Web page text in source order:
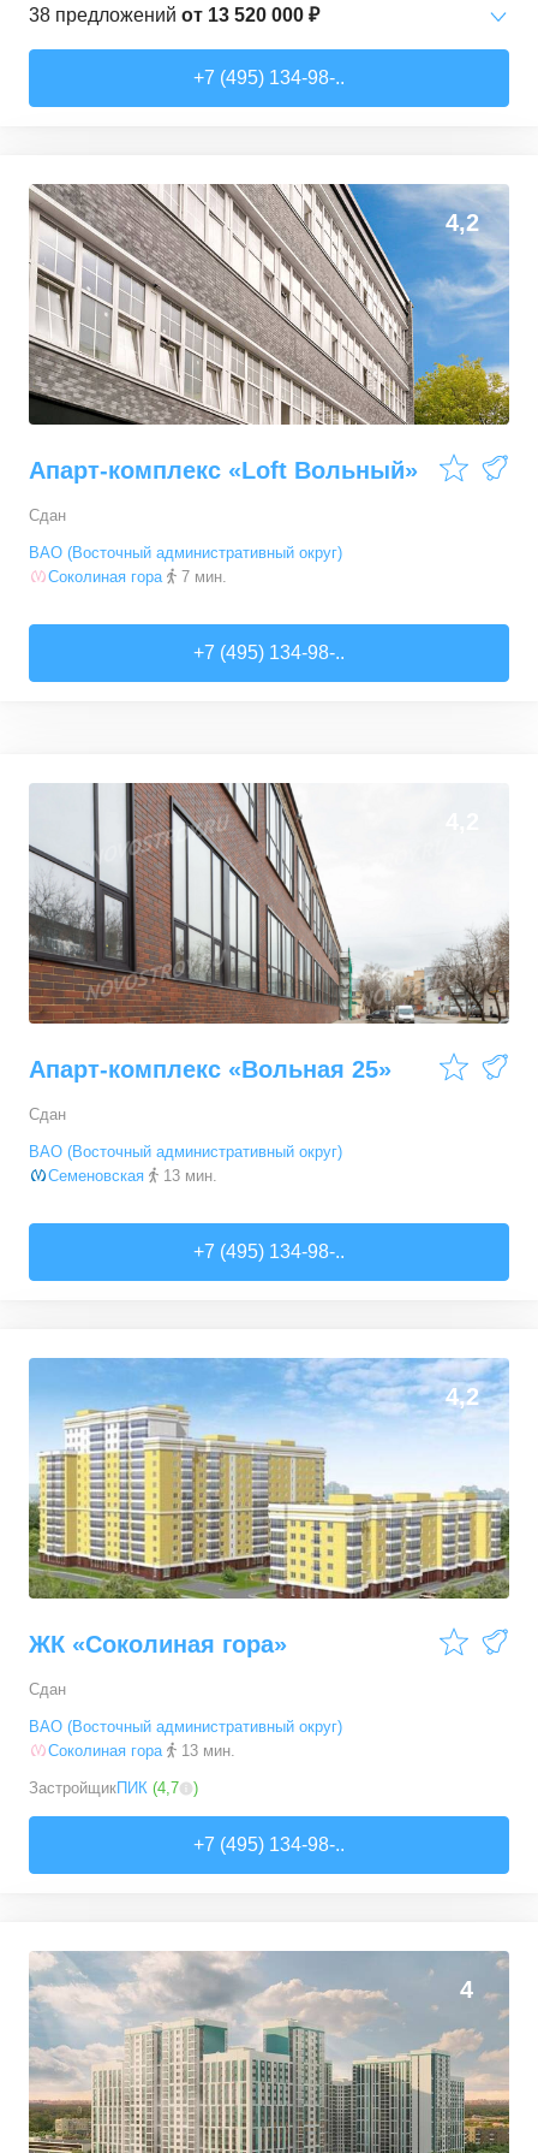
38 предложений от 13 520 000 ₽
41–61м² 14 предложений
3-комн. кв. от 27 306 000 ₽
61,5–85,1 м² 15 предложений
4-комн. кв. от44 329 000 ₽
91,4–107,2м² 4 предложения
+7 (495) 134-98-..
4,2
Апарт-комплекс «Loft Вольный»
Сдан
ВАО (Восточный административный округ)
Соколиная гора
7 мин.
+7 (495) 134-98-..
Апарт-комплекс «Вольная 25»
Сдан
ВАО (Восточный административный округ)
Семеновская
13 мин.
+7 (495) 134-98-..
4,2
ЖК «Соколиная гора»
Сдан
ВАО (Восточный административный округ)
Соколиная гора
13 мин.
ЗастройщикПИК (4,7 )
+7 (495) 134-98-..
4